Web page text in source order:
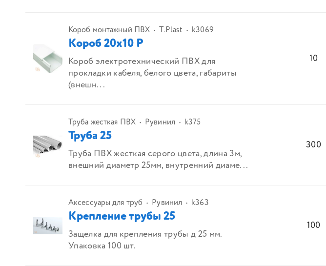
Короб монтажный ПВХ T.Plast k3069
Короб 20х10 Р
Короб электротехнический ПВХ для
прокладки кабеля, белого цвета, габариты
(внешн...
10
Труба жесткая ПВХ Рувинил k375
Труба 25
Труба ПВХ жесткая серого цвета, длина 3м,
внешний диаметр 25мм, внутренний диаме...
300
Аксессуары для труб Рувинил k363
Крепление трубы 25
Защелка для крепления трубы д 25 мм.
Упаковка 100 шт.
100